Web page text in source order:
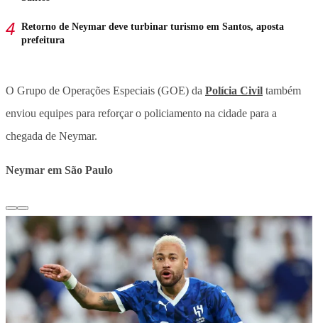
Retorno de Neymar deve turbinar turismo em Santos, aposta
prefeitura
O Grupo de Operações Especiais (GOE) da Polícia Civil também
enviou equipes para reforçar o policiamento na cidade para a
chegada de Neymar.
Neymar em São Paulo